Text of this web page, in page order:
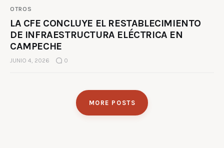
OTROS
LA CFE CONCLUYE EL RESTABLECIMIENTO
DE INFRAESTRUCTURA ELÉCTRICA EN
CAMPECHE
JUNIO 4, 2026 0
MORE POSTS